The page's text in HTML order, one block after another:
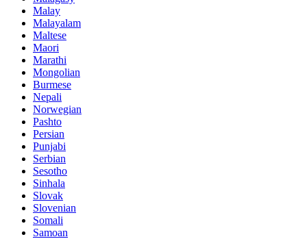
Malay
Malayalam
Maltese
Maori
Marathi
Mongolian
Burmese
Nepali
Norwegian
Pashto
Persian
Punjabi
Serbian
Sesotho
Sinhala
Slovak
Slovenian
Somali
Samoan